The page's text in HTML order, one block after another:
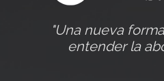
"Una nueva
entender la